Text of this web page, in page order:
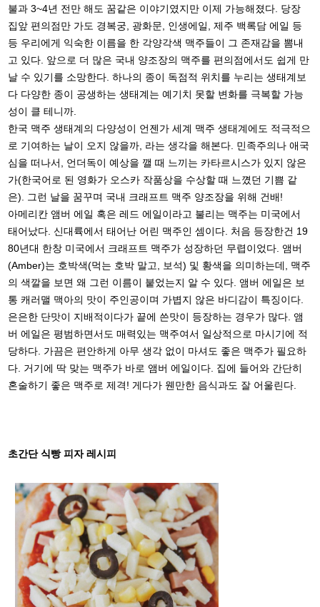
불과 3~4년 전만 해도 꿈같은 이야기였지만 이제 가능해졌다. 당장
집앞 편의점만 가도 경복궁, 광화문, 인생에일, 제주 백록담 에일 등
등 우리에게 익숙한 이름을 한 각양각색 맥주들이 그 존재감을 뽐내
고 있다. 앞으로 더 많은 국내 양조장의 맥주를 편의점에서도 쉽게 만
날 수 있기를 소망한다. 하나의 종이 독점적 위치를 누리는 생태계보
다 다양한 종이 공생하는 생태계는 예기치 못할 변화를 극복할 가능
성이 클 테니까.
한국 맥주 생태계의 다양성이 언젠가 세계 맥주 생태계에도 적극적으
로 기여하는 날이 오지 않을까, 라는 생각을 해본다. 민족주의나 애국
심을 떠나서, 언더독이 예상을 깰 때 느끼는 카타르시스가 있지 않은
가(한국어로 된 영화가 오스카 작품상을 수상할 때 느꼈던 기쁨 같
은). 그런 날을 꿈꾸며 국내 크래프트 맥주 양조장을 위해 건배!
아메리칸 앰버 에일 혹은 레드 에일이라고 불리는 맥주는 미국에서
태어났다. 신대륙에서 태어난 어린 맥주인 셈이다. 처음 등장한건 19
80년대 한창 미국에서 크래프트 맥주가 성장하던 무렵이었다. 앰버
(Amber)는 호박색(먹는 호박 말고, 보석) 및 황색을 의미하는데, 맥주
의 색깔을 보면 왜 그런 이름이 붙었는지 알 수 있다. 앰버 에일은 보
통 캐러맬 맥아의 맛이 주인공이며 가볍지 않은 바디감이 특징이다.
은은한 단맛이 지배적이다가 끝에 쓴맛이 등장하는 경우가 많다. 앰
버 에일은 평범하면서도 매력있는 맥주여서 일상적으로 마시기에 적
당하다. 가끔은 편안하게 아무 생각 없이 마셔도 좋은 맥주가 필요하
다. 거기에 딱 맞는 맥주가 바로 앰버 에일이다. 집에 들어와 간단히
혼술하기 좋은 맥주로 제격! 게다가 웬만한 음식과도 잘 어울린다.
초간단 식빵 피자 레시피